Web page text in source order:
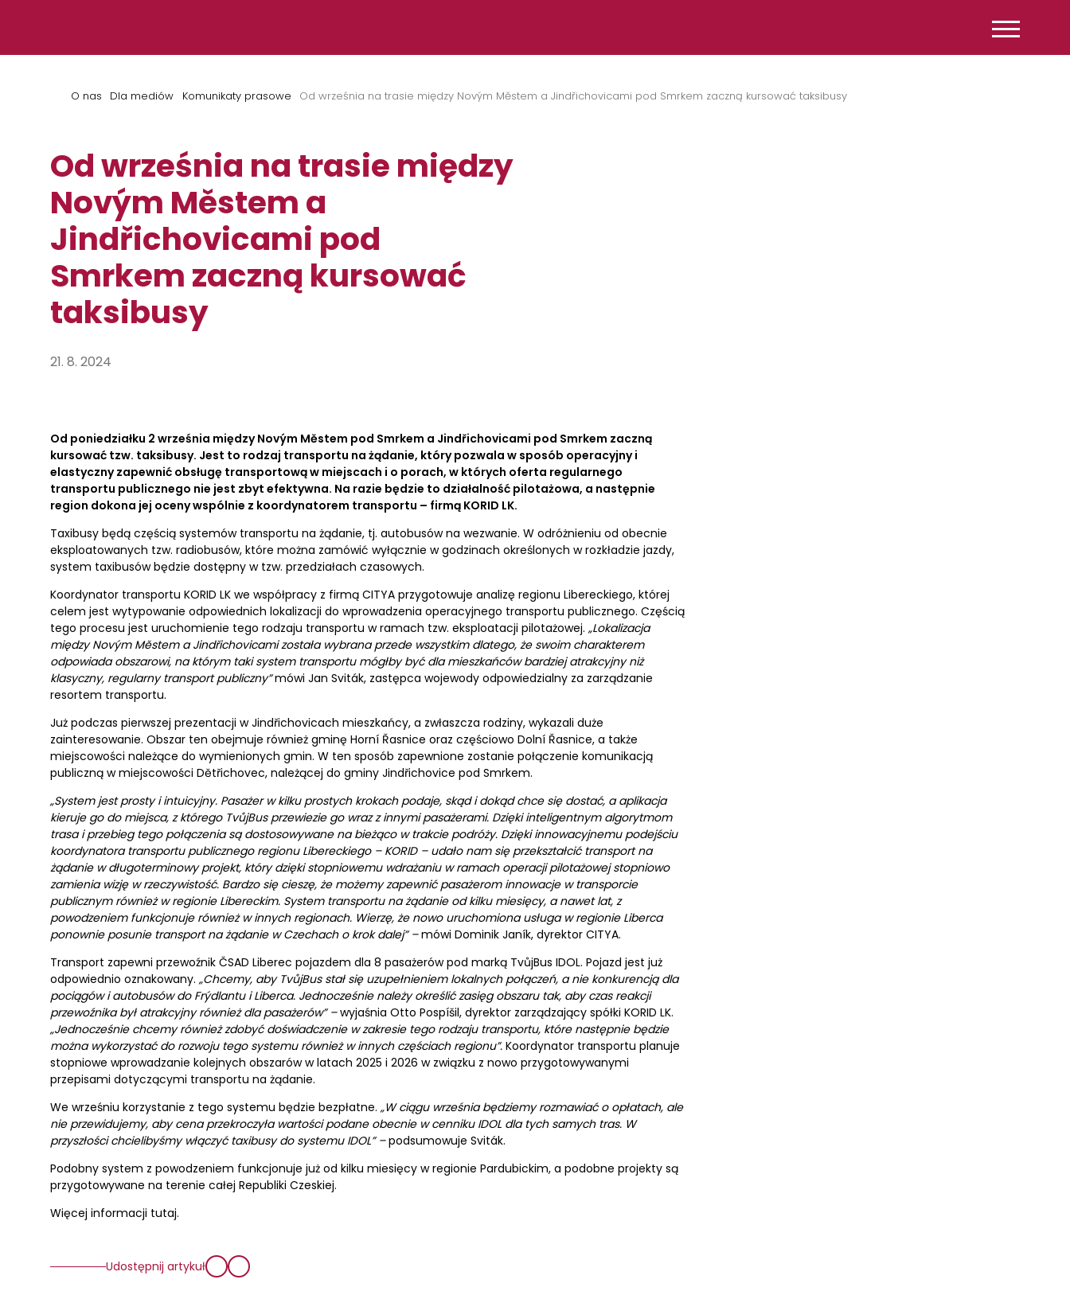
O nas Dla mediów Komunikaty prasowe Od września na trasie między Novým Městem a Jindřichovicami pod Smrkem zaczną kursować taksibusy
Od września na trasie między
Novým Městem a
Jindřichovicami pod
Smrkem zaczną kursować
taksibusy
21. 8. 2024
Od poniedziałku 2 września między Novým Městem pod Smrkem a Jindřichovicami pod Smrkem zaczną
kursować tzw. taksibusy. Jest to rodzaj transportu na żądanie, który pozwala w sposób operacyjny i
elastyczny zapewnić obsługę transportową w miejscach i o porach, w których oferta regularnego
transportu publicznego nie jest zbyt efektywna. Na razie będzie to działalność pilotażowa, a następnie
region dokona jej oceny wspólnie z koordynatorem transportu – firmą KORID LK.
Taxibusy będą częścią systemów transportu na żądanie, tj. autobusów na wezwanie. W odróżnieniu od obecnie
eksploatowanych tzw. radiobusów, które można zamówić wyłącznie w godzinach określonych w rozkładzie jazdy,
system taxibusów będzie dostępny w tzw. przedziałach czasowych.
Koordynator transportu KORID LK we współpracy z firmą CITYA przygotowuje analizę regionu Libereckiego, której
celem jest wytypowanie odpowiednich lokalizacji do wprowadzenia operacyjnego transportu publicznego. Częścią
tego procesu jest uruchomienie tego rodzaju transportu w ramach tzw. eksploatacji pilotażowej. „Lokalizacja
między Novým Městem a Jindřichovicami została wybrana przede wszystkim dlatego, że swoim charakterem
odpowiada obszarowi, na którym taki system transportu mógłby być dla mieszkańców bardziej atrakcyjny niż
klasyczny, regularny transport publiczny”mówi Jan Sviták, zastępca wojewody odpowiedzialny za zarządzanie
resortem transportu.
Już podczas pierwszej prezentacji w Jindřichovicach mieszkańcy, a zwłaszcza rodziny, wykazali duże
zainteresowanie. Obszar ten obejmuje również gminę Horní Řasnice oraz częściowo Dolní Řasnice, a także
miejscowości należące do wymienionych gmin. W ten sposób zapewnione zostanie połączenie komunikacją
publiczną w miejscowości Dětřichovec, należącej do gminy Jindřichovice pod Smrkem.
„System jest prosty i intuicyjny. Pasażer w kilku prostych krokach podaje, skąd i dokąd chce się dostać, a aplikacja
kieruje go do miejsca, z którego TvůjBus przewiezie go wraz z innymi pasażerami. Dzięki inteligentnym algorytmom
trasa i przebieg tego połączenia są dostosowywane na bieżąco w trakcie podróży. Dzięki innowacyjnemu podejściu
koordynatora transportu publicznego regionu Libereckiego – KORID – udało nam się przekształcić transport na
żądanie w długoterminowy projekt, który dzięki stopniowemu wdrażaniu w ramach operacji pilotażowej stopniowo
zamienia wizję w rzeczywistość. Bardzo się cieszę, że możemy zapewnić pasażerom innowacje w transporcie
publicznym również w regionie Libereckim. System transportu na żądanie od kilku miesięcy, a nawet lat, z
powodzeniem funkcjonuje również w innych regionach. Wierzę, że nowo uruchomiona usługa w regionie Liberca
ponownie posunie transport na żądanie w Czechach o krok dalej” –mówi Dominik Janík, dyrektor CITYA.
Transport zapewni przewoźnik ČSAD Liberec pojazdem dla 8 pasażerów pod marką TvůjBus IDOL. Pojazd jest już
odpowiednio oznakowany. „Chcemy, aby TvůjBus stał się uzupełnieniem lokalnych połączeń, a nie konkurencją dla
pociągów i autobusów do Frýdlantu i Liberca. Jednocześnie należy określić zasięg obszaru tak, aby czas reakcji
przewoźnika był atrakcyjny również dla pasażerów” –wyjaśnia Otto Pospíšil, dyrektor zarządzający spółki KORID LK.
„Jednocześnie chcemy również zdobyć doświadczenie w zakresie tego rodzaju transportu, które następnie będzie
można wykorzystać do rozwoju tego systemu również w innych częściach regionu”. Koordynator transportu planuje
stopniowe wprowadzanie kolejnych obszarów w latach 2025 i 2026 w związku z nowo przygotowywanymi
przepisami dotyczącymi transportu na żądanie.
We wrześniu korzystanie z tego systemu będzie bezpłatne. „W ciągu września będziemy rozmawiać o opłatach, ale
nie przewidujemy, aby cena przekroczyła wartości podane obecnie w cenniku IDOL dla tych samych tras. W
przyszłości chcielibyśmy włączyć taxibusy do systemu IDOL” –podsumowuje Sviták.
Podobny system z powodzeniem funkcjonuje już od kilku miesięcy w regionie Pardubickim, a podobne projekty są
przygotowywane na terenie całej Republiki Czeskiej.
Więcej informacji tutaj.
Udostępnij artykuł